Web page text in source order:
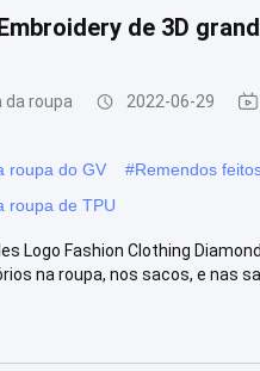
de 3D
roupa 2022-06-29
roupa do GV #Remendos
roupa de TPU
Logo Fashion Clothing
na roupa, nos sacos, e nas